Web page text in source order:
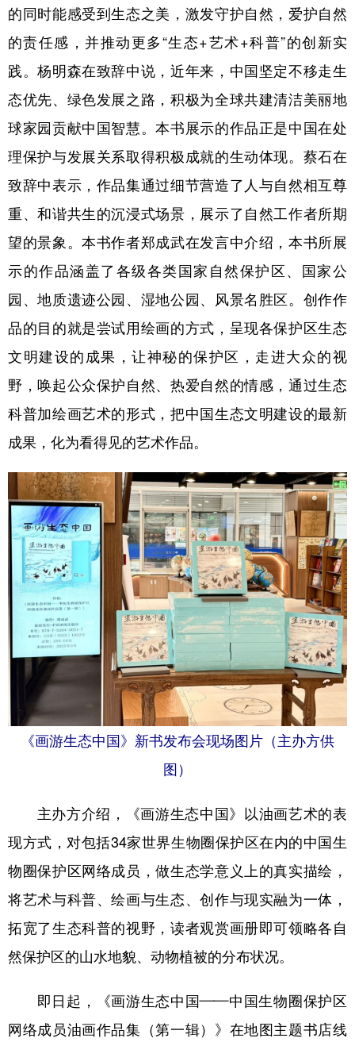
广东 广西 海南 重庆
四川 贵州 云南 西藏
陕西 甘肃 青海 宁夏
English Español Français عربى
Русский язык 日本語 한국어
Deutsch Português
的同时能感受到生态之美，激发守护自然，爱护自然
的责任感，并推动更多“生态+艺术+科普”的创新实
践。杨明森在致辞中说，近年来，中国坚定不移走生
态优先、绿色发展之路，积极为全球共建清洁美丽地
球家园贡献中国智慧。本书展示的作品正是中国在处
理保护与发展关系取得积极成就的生动体现。蔡石在
致辞中表示，作品集通过细节营造了人与自然相互尊
重、和谐共生的沉浸式场景，展示了自然工作者所期
望的景象。本书作者郑成武在发言中介绍，本书所展
示的作品涵盖了各级各类国家自然保护区、国家公
园、地质遗迹公园、湿地公园、风景名胜区。创作作
品的目的就是尝试用绘画的方式，呈现各保护区生态
文明建设的成果，让神秘的保护区，走进大众的视
野，唤起公众保护自然、热爱自然的情感，通过生态
科普加绘画艺术的形式，把中国生态文明建设的最新
成果，化为看得见的艺术作品。
《画游生态中国》新书发布会现场图片（主办方供
图）
主办方介绍，《画游生态中国》以油画艺术的表
现方式，对包括34家世界生物圈保护区在内的中国生
物圈保护区网络成员，做生态学意义上的真实描绘，
将艺术与科普、绘画与生态、创作与现实融为一体，
拓宽了生态科普的视野，读者观赏画册即可领略各自
然保护区的山水地貌、动物植被的分布状况。
即日起，《画游生态中国——中国生物圈保护区
网络成员油画作品集（第一辑）》在地图主题书店线